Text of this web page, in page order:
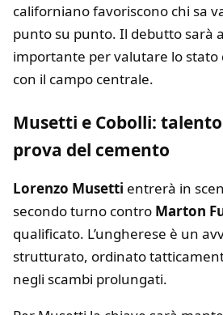
californiano favoriscono chi sa
punto su punto. Il debutto sarà
importante per valutare lo stato
con il campo centrale.
Musetti e Cobolli:
prova del cemento
Lorenzo Musetti entrerà in
secondo turno contro Marton
qualificato. L’ungherese è un
strutturato, ordinato
negli scambi prolungati.